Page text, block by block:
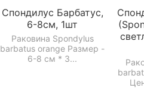
Спондилус Барбатус,
6-8см, 1шт
Раковина Spondylus
barbatus orange Размер -
6-8 см * 3...